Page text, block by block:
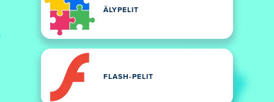
ÄLYPELIT
FLASH-PELIT